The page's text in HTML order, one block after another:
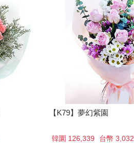
【K79】夢幻紫園
韓圜 126,339
台幣 3,032